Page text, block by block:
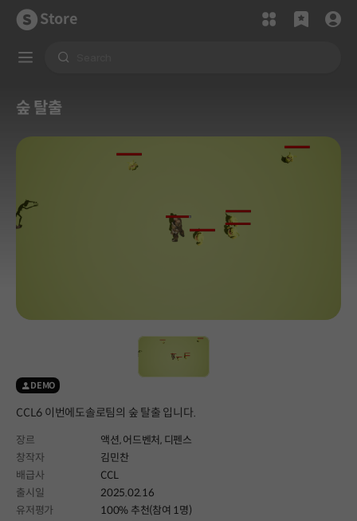
Store
숲 탈출
DEMO
CCL6 이번에도솔로팀의 숲 탈출 입니다.
장르 액션,어드벤처, 디펜스
창작자
김민찬
배급사
CCL
출시일
2025.02.16
유저평가
100% 추천(참여 1명)